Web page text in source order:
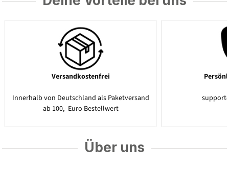
Versandkostenfrei
Innerhalb von Deutschland als Paketversand
ab 100,- Euro Bestellwert
Über uns